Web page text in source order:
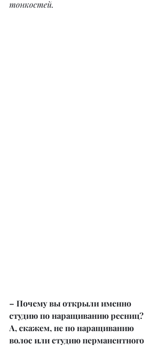
тонкостей.
– Почему вы открыли именно
студию по наращиванию ресниц?
А, скажем, не по наращиванию
волос или студию перманентного